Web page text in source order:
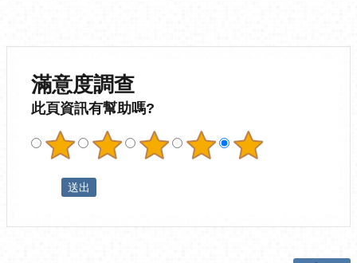
滿意度調查
此頁資訊有幫助嗎?